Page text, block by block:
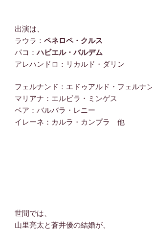
出演は、
ラウラ： ペネロペ・クルス
パコ：ハビエル・バルデム
アレハンドロ：リカルド・ダリン
フェルナンド：エドゥアルド・フェルナ
マリアナ：エルビラ・ミンゲス
ベア：バルバラ・レニー
イレーネ：カルラ・カンプラ 他
世間では、
山里亮太と蒼井優の結婚が、